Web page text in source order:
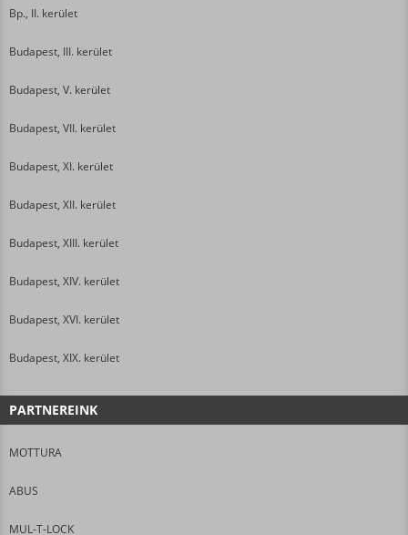
Bp., II. kerület
Budapest, III. kerület
Budapest, V. kerület
Budapest, VII. kerület
Budapest, XI. kerület
Budapest, XII. kerület
Budapest, XIII. kerület
Budapest, XIV. kerület
Budapest, XVI. kerület
Budapest, XIX. kerület
PARTNEREINK
MOTTURA
ABUS
MUL-T-LOCK